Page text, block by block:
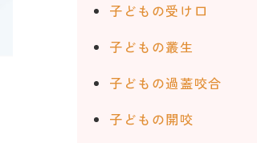
子どもの受け口
子どもの叢生
子どもの過蓋咬合
子どもの開咬